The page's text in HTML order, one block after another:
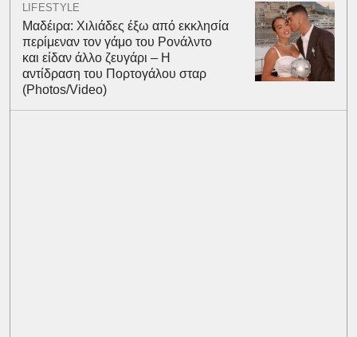
LIFESTYLE
Μαδέιρα: Χιλιάδες έξω από εκκλησία
περίμεναν τον γάμο του Ρονάλντο
και είδαν άλλο ζευγάρι – Η
αντίδραση του Πορτογάλου σταρ
(Photos/Video)